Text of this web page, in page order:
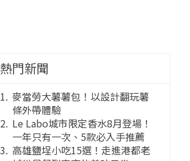
熱門新聞
麥當勞大薯薯包！以設計翻玩薯
條外帶體驗
Le Labo城市限定香水8月登場！
一年只有一次、5款必入手推薦
高雄鹽埕小吃15選！走進港都老